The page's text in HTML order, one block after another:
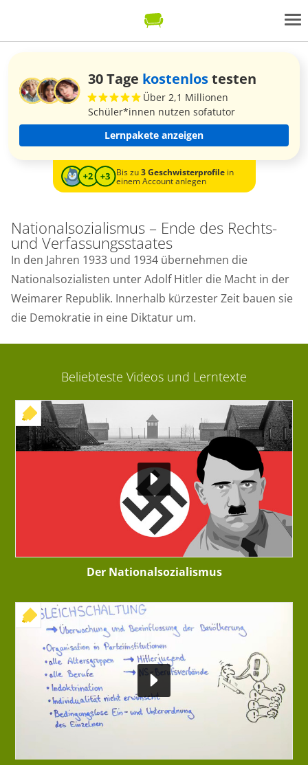
30 Tage kostenlostesten
Über 2,1 Millionen
Schüler*innen nutzen sofatutor
Lernpakete anzeigen
Bis zu3 Geschwisterprofilein
einem Account anlegen
Nationalsozialismus – Ende des Rechts-
und Verfassungsstaates
In den Jahren 1933 und 1934 übernehmen die
Nationalsozialisten unter Adolf Hitler die Macht in der
Weimarer Republik. Innerhalb kürzester Zeit bauen sie
die Demokratie in eine Diktatur um.
Beliebteste Videos und Lerntexte
+ INTERAKTIVE ÜBUNG
Der Nationalsozialismus
+ INTERAKTIVE ÜBUNG